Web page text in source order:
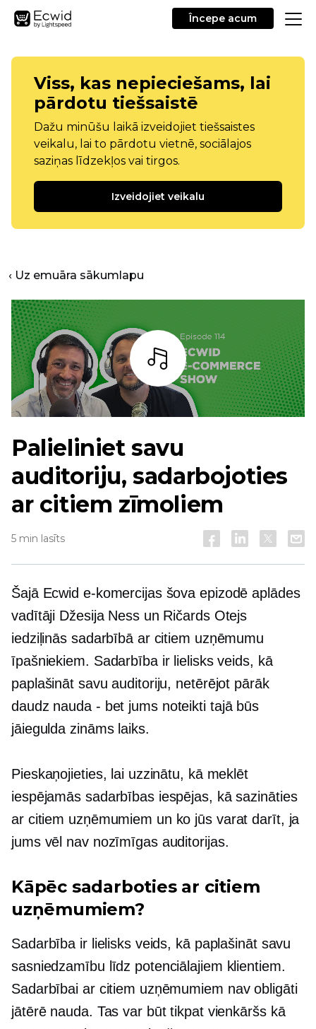
Începe acum
Viss, kas nepieciešams, lai
pārdotu tiešsaistē
Dažu minūšu laikā izveidojiet tiešsaistes
veikalu, lai to pārdotu vietnē, sociālajos
saziņas līdzekļos vai tirgos.
Izveidojiet veikalu
‹ Uz emuāra sākumlapu
Bārs
Palieliniet savu
auditoriju, sadarbojoties
ar citiem zīmoliem
5 min lasīts
Šajā Ecwid e-komercijas šova epizodē aplādes
vadītāji Džesija Ness un Ričards Otejs
iedziļinās sadarbībā ar citiem uzņēmumu
īpašniekiem. Sadarbība ir lielisks veids, kā
paplašināt savu auditoriju, netērējot pārāk
daudz nauda - bet jums noteikti tajā būs
jāiegulda zināms laiks.
Pieskaņojieties, lai uzzinātu, kā meklēt
iespējamās sadarbības iespējas, kā sazināties
ar citiem uzņēmumiem un ko jūs varat darīt, ja
jums vēl nav nozīmīgas auditorijas.
Kāpēc sadarboties ar citiem
uzņēmumiem?
Sadarbība ir lielisks veids, kā paplašināt savu
sasniedzamību līdz potenciālajiem klientiem.
Sadarbībai ar citiem uzņēmumiem nav obligāti
jātērē nauda. Tas var būt tikpat vienkāršs kā